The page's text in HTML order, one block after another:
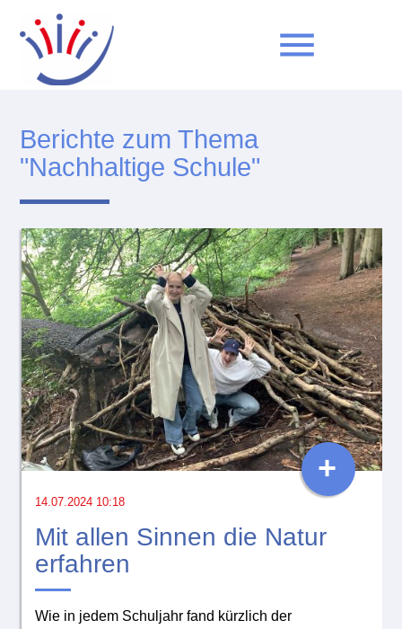
menu
Suchbegriffe
Berichte zum Thema
"Nachhaltige Schule"
14.07.2024 10:18
Mit allen Sinnen die Natur
erfahren
Wie in jedem Schuljahr fand kürzlich der
+